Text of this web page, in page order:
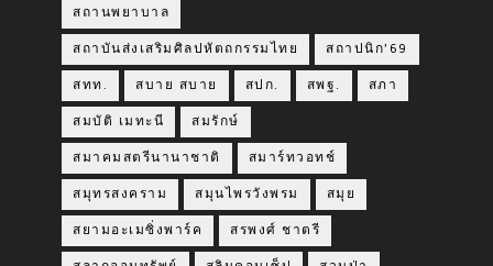
สถานพยาบาล
สถาบันส่งเสริมศิลปหัตถกรรมไทย สถาปนิก’69
สทท. สบาย สบาย สปก. สพฐ. สภา
สมบัติ เมทะนี สมรักษ์
สมาคมสตรีนานาชาติ สมาร์ทวอทช์
สมุทรสงคราม สมุนไพรวังพรม สมุย
สยามอะเมซิ่งพาร์ค สรพงศ์ ชาตรี